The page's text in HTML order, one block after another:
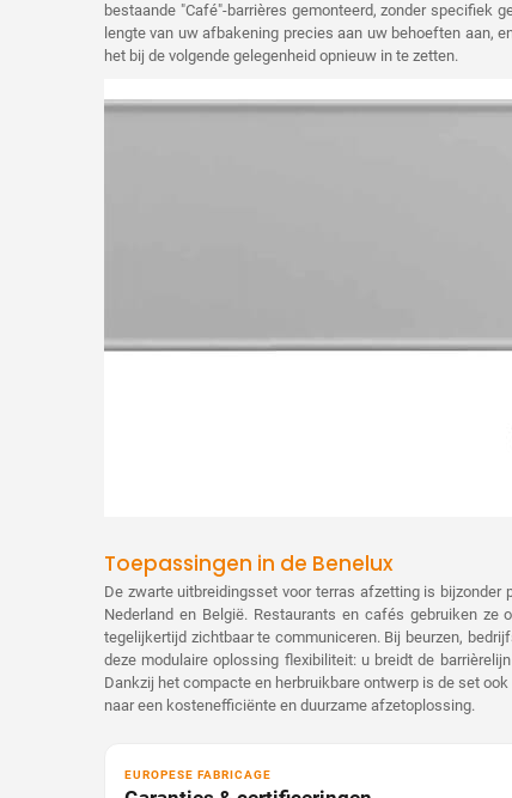
bestaande "Café"-barrières gemonteerd, zonder specifiek
lengte van uw afbakening precies aan uw behoeften aan,
het bij de volgende gelegenheid opnieuw in te zetten.
Toepassingen in de Benelux
De zwarte uitbreidingsset voor terras afzetting is bijzonder
Nederland en België. Restaurants en cafés gebruiken
tegelijkertijd zichtbaar te communiceren. Bij beurzen,
deze modulaire oplossing flexibiliteit: u breidt de
Dankzij het compacte en herbruikbare ontwerp is de set
naar een kostenefficiënte en duurzame afzetoplossing.
EUROPESE FABRICAGE